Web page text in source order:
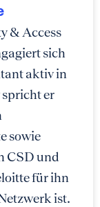
& Access
sich
aktiv in
er
sowie
CSD und
für ihn
ist.